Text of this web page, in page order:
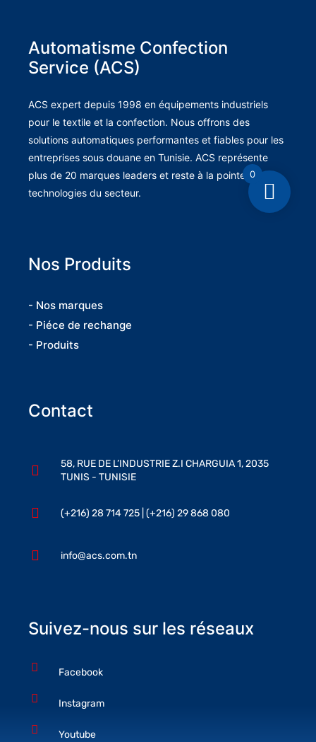
Automatisme Confection
Service (ACS)
ACS expert depuis 1998 en équipements industriels
pour le textile et la confection. Nous offrons des
solutions automatiques performantes et fiables pour les
entreprises sous douane en Tunisie. ACS représente
plus de 20 marques leaders et reste à la pointe des
technologies du secteur.
Nos Produits
- Nos marques
- Piéce de rechange
- Produits
Contact
58, RUE DE L’INDUSTRIE Z.I CHARGUIA 1, 2035
TUNIS - TUNISIE
(+216) 28 714 725 | (+216) 29 868 080
info@acs.com.tn
Suivez-nous sur les réseaux
Facebook
Instagram
Youtube
0